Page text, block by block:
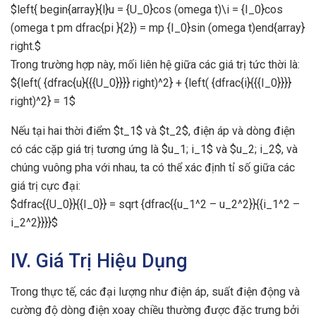
$left{ begin{array}{l}u = {U_0}cos (omega t)\i = {I_0}cos
(omega t pm dfrac{pi }{2}) = mp {I_0}sin (omega t)end{array}
right.$
Trong trường hợp này, mối liên hệ giữa các giá trị tức thời là:
${left( {dfrac{u}{{{U_0}}}} right)^2} + {left( {dfrac{i}{{{I_0}}}}
right)^2} = 1$
Nếu tại hai thời điểm $t_1$ và $t_2$, điện áp và dòng điện
có các cặp giá trị tương ứng là $u_1; i_1$ và $u_2; i_2$, và
chúng vuông pha với nhau, ta có thể xác định tỉ số giữa các
giá trị cực đại:
$dfrac{{U_0}}{{I_0}} = sqrt {dfrac{{u_1^2 – u_2^2}}{{i_1^2 –
i_2^2}}}}$
IV. Giá Trị Hiệu Dụng
Trong thực tế, các đại lượng như điện áp, suất điện động và
cường độ dòng điện xoay chiều thường được đặc trưng bởi